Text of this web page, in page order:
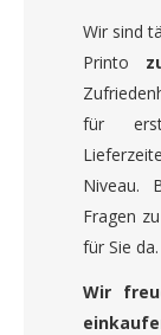
Wir sind
Printo
für
Niveau.
Fragen
für Sie da.
Wir